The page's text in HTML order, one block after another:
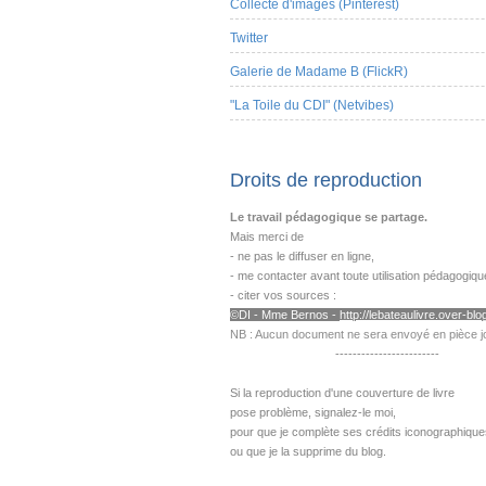
Collecte d'images (Pinterest)
Twitter
Galerie de Madame B (FlickR)
"La Toile du CDI" (Netvibes)
Droits de reproduction
Le travail pédagogique se partage.
Mais merci de
- ne pas le diffuser en ligne,
- me contacter avant toute utilisation
- citer vos sources :
©DI - Mme Bernos - http://lebateaulivre.over-
NB : Aucun document ne sera envoyé en pièce
------------------------
Si la reproduction d'une couverture de livre
pose problème, signalez-le moi,
pour que je complète ses crédits
ou que je la supprime du blog.